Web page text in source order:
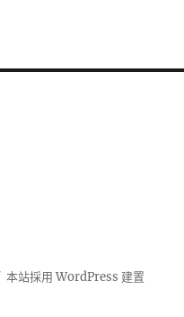
本站採用 WordPress 建置